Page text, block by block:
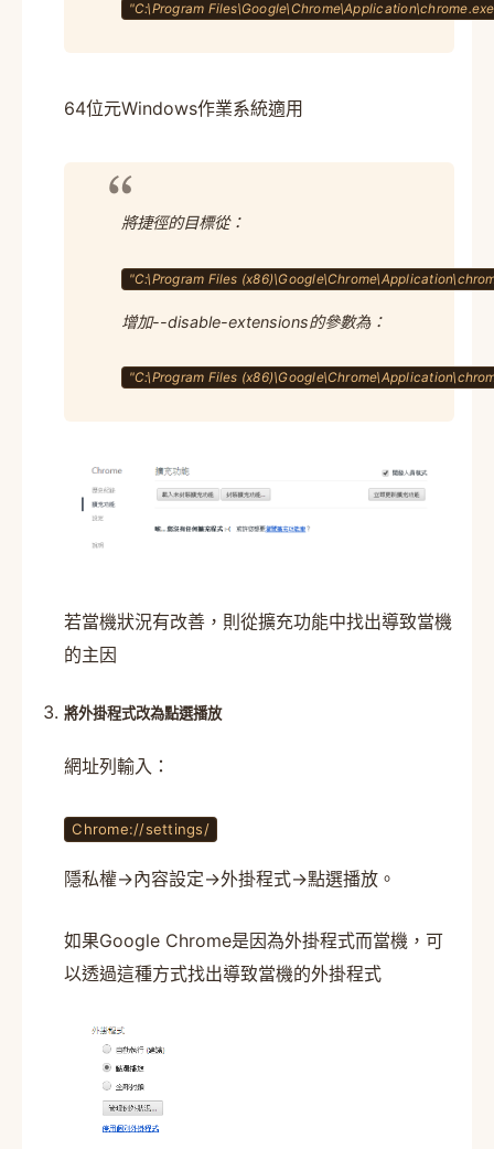
"C:\Program
64位元Windows作業系統適用
將捷徑的目標從：
"C:\Program Files
增加--disable-extensions的參數為：
"C:\Program Files
若當機狀況有改善，則從擴充功能中找出導致當機
的主因
將外掛程式改為點選播放
網址列輸入：
Chrome://settings/
隱私權→內容設定→外掛程式→點選播放。
如果Google Chrome是因為外掛程式而當機，可
以透過這種方式找出導致當機的外掛程式